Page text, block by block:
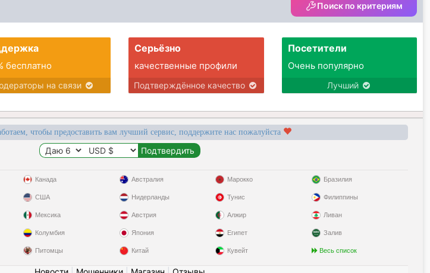
Поиск по критериям
бесплатно
на связи
Серьёзно
качественные профили
Подтверждённое качество
Посетители
Очень популярно
Лучший
чтобы предоставить вам лучший сервис, поддержите нас пожалуйста
Канада
США
Мексика
Колумбия
Питомцы
Австралия
Нидерланды
Австрия
Япония
Китай
Марокко
Тунис
Алжир
Египет
Кувейт
Бразилия
Филиппины
Ливан
Залив
Весь список